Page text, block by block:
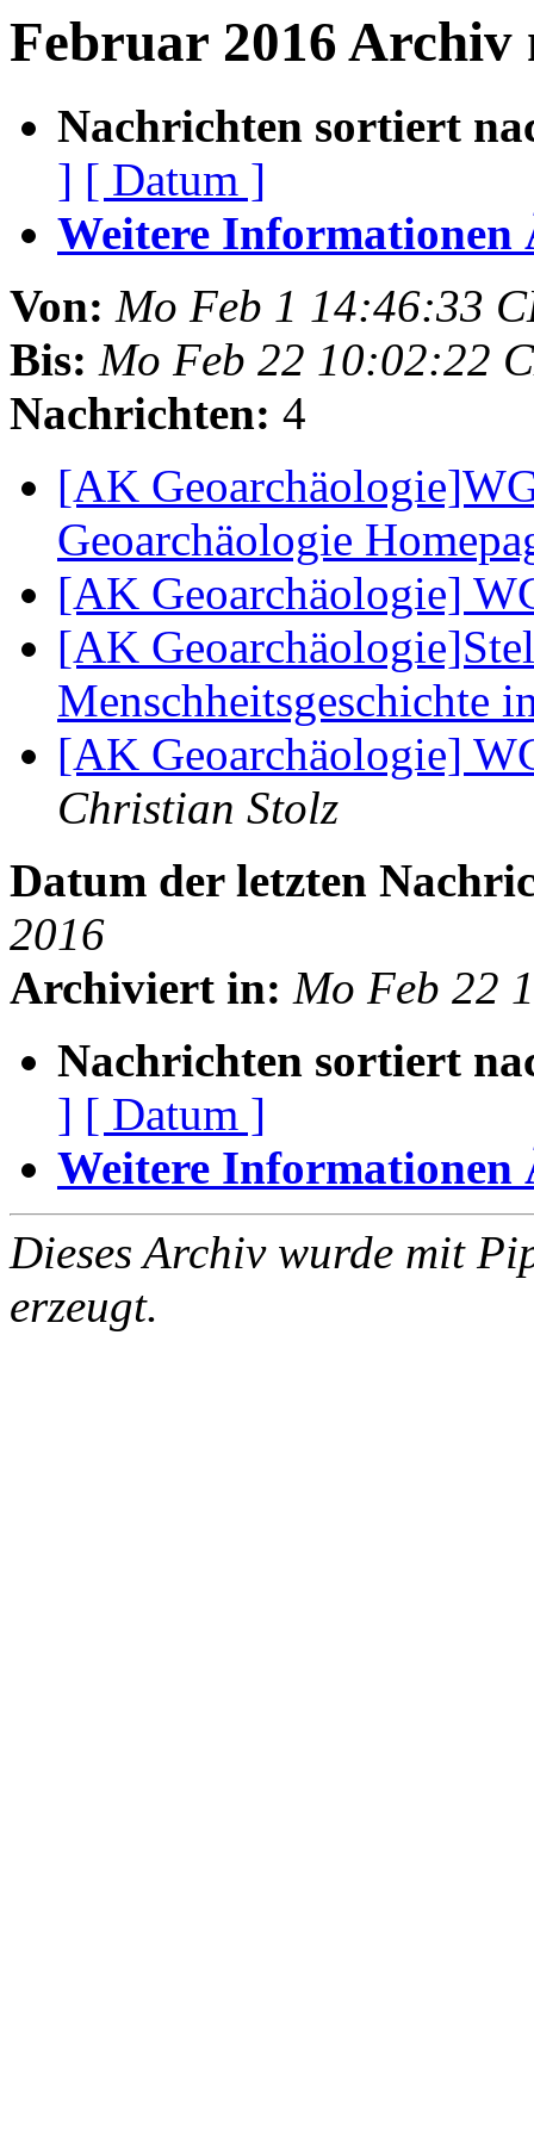
Februar 2016 Archiv
Nachrichten sortiert
] [ Datum ]
Weitere Informationen
Von: Mo Feb 1 14:46:33
Bis: Mo Feb 22 10:02:22
Nachrichten: 4
[AK
Geoarchäologie
[AK Geoarchäologie]
[AK
Menschheitsgeschichte
[AK Geoarchäologie]
Christian Stolz
Datum der letzten
2016
Archiviert in: Mo Feb 22
Nachrichten sortiert
] [ Datum ]
Weitere Informationen
Dieses Archiv wurde mit
erzeugt.